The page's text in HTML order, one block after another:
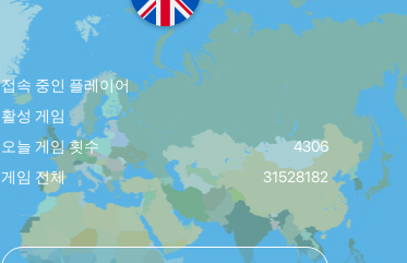
접속 중인 플레이어
활성 게임
오늘 게임 횟수
4306
게임 전체
31528182